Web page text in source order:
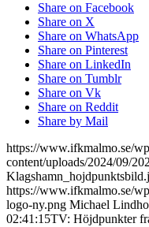
Share on Facebook
Share on X
Share on WhatsApp
Share on Pinterest
Share on LinkedIn
Share on Tumblr
Share on Vk
Share on Reddit
Share by Mail
https://www.ifkmalmo.se/
content/uploads/2024/09/
https://www.ifkmalmo.se/
logo-ny.png Michael
02:41:15TV: Höjdpunkter